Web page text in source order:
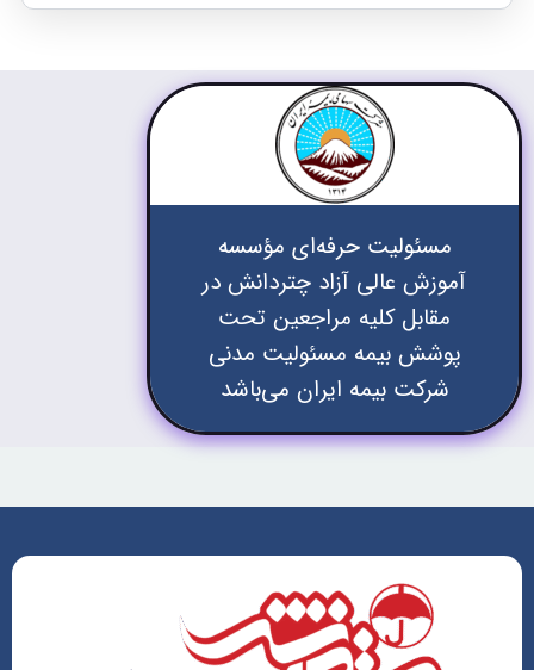
مسئولیت حرفه‌ای مؤسسه
آموزش عالی آزاد چتردانش در
مقابل کلیه مراجعین تحت
پوشش بیمه مسئولیت مدنی
شرکت بیمه ایران می‌باشد